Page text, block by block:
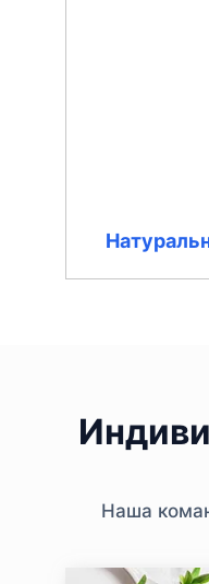
Наша